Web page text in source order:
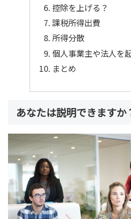
控除を上げる？
課税所得出費
所得分散
個人事業主や法人を
まとめ
あなたは説明できますか